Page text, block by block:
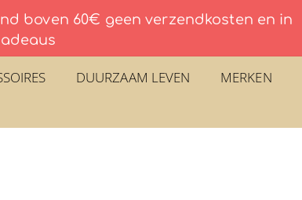
boven 60€ geen verzendkosten en in
DUURZAAM LEVEN MERKEN